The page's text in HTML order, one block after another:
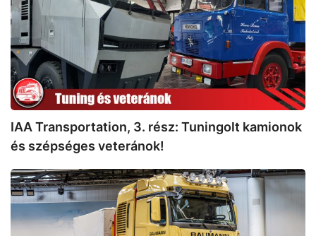
rész:
Tuningolt
kamionok
és
szépséges
veteránok!
IAA Transportation, 3. rész: Tuningolt kamionok
és szépséges veteránok!
Mercedes-
Benz
Arocs:
Felemás